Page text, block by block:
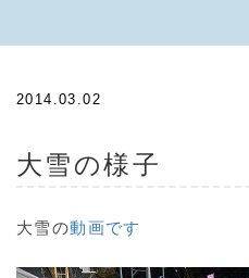
2014.03.02
大雪の様子
大雪の動画です